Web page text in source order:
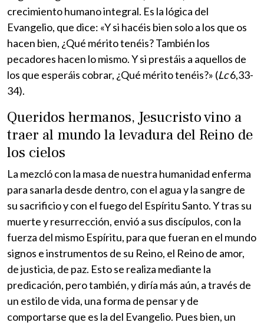
crecimiento humano integral. Es la lógica del
Evangelio, que dice: «Y si hacéis bien solo a los que os
hacen bien, ¿Qué mérito tenéis? También los
pecadores hacen lo mismo. Y si prestáis a aquellos de
los que esperáis cobrar, ¿Qué mérito tenéis?» (Lc6,33-
34).
Queridos hermanos, Jesucristo vino a
traer al mundo la levadura del Reino de
los cielos
La mezcló con la masa de nuestra humanidad enferma
para sanarla desde dentro, con el agua y la sangre de
su sacrificio y con el fuego del Espíritu Santo. Y tras su
muerte y resurrección, envió a sus discípulos, con la
fuerza del mismo Espíritu, para que fueran en el mundo
signos e instrumentos de su Reino, el Reino de amor,
de justicia, de paz. Esto se realiza mediante la
predicación, pero también, y diría más aún, a través de
un estilo de vida, una forma de pensar y de
comportarse que es la del Evangelio. Pues bien, un